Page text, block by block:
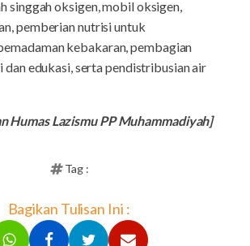
singgah oksigen, mobil oksigen,
pemberian nutrisi untuk
kebakaran, pembagian
dan edukasi, serta pendistribusian air
Humas Lazismu PP Muhammadiyah]
Tag :
Bagikan Tulisan Ini :